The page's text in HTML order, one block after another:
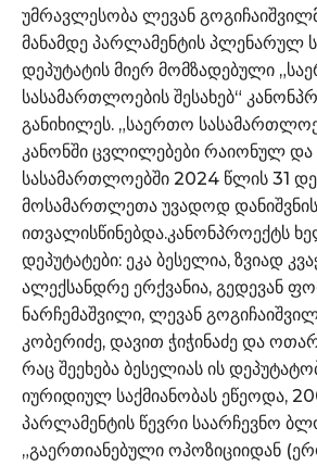
უმრავლესობა ლევან
მანამდე პარლამენტის პლენარულ
დეპუტატის მიერ მომზადებული
სასამართლოების შესახებ“
განიხილეს. „საერთო
კანონში ცვლილებები რაიონულ და
სასამართლოებში 2024 წლის 31
მოსამართლეთა უვადოდ დანიშვნის
ითვალისწინებდა.კანონპროექტს
დეპუტატები: ეკა ბესელია, ზვიად
ალექსანდრე ერქვანია, გედევან
ნარჩემაშვილი, ლევან
კობერიძე, დავით ჭიჭინაძე და
რაც შეეხება ბესელიას ის
იურიდიულ საქმიანობას ეწეოდა,
პარლამენტის წევრი საარჩევნო
„გაერთიანებული ოპოზიციიდან